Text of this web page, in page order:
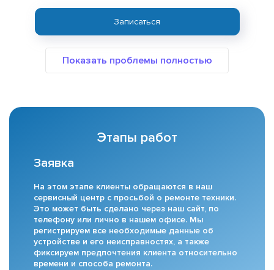
Записаться
Этапы работ
Заявка
На этом этапе клиенты обращаются в наш
сервисный центр с просьбой о ремонте техники.
Это может быть сделано через наш сайт, по
телефону или лично в нашем офисе. Мы
регистрируем все необходимые данные об
устройстве и его неисправностях, а также
фиксируем предпочтения клиента относительно
времени и способа ремонта.